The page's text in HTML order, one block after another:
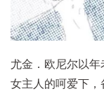
尤金．欧尼尔以
女主人的呵爱下，